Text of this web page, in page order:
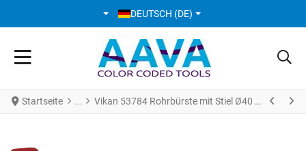
SPRACHE AUSWÄHLEN
DEUTSCH (DE)
Startseite Vikan 53784 Rohrbürste mit Stiel Ø40 mm 510 mm hart rot